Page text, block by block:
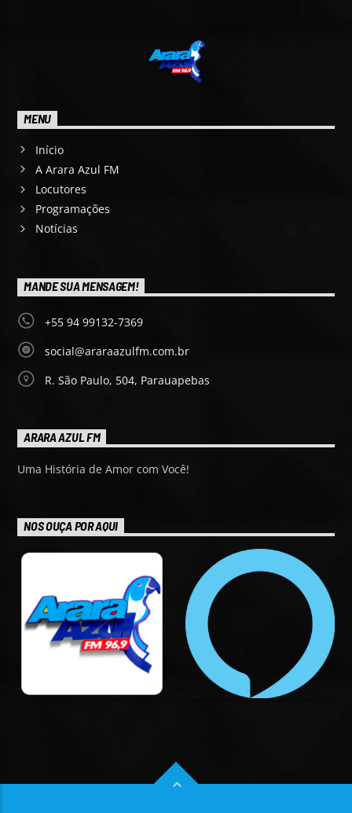
MENU
Início
A Arara Azul FM
Locutores
Programações
Notícias
MANDE SUA MENSAGEM!
+55 94 99132-7369
social@araraazulfm.com.br
R. São Paulo, 504, Parauapebas
ARARA AZUL FM
Uma História de Amor com Você!
NOS OUÇA POR AQUI